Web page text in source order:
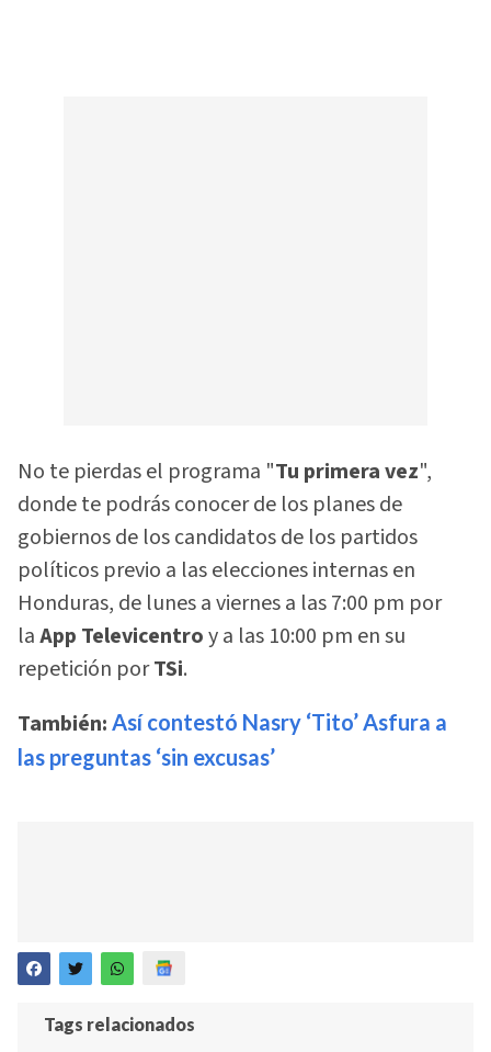
No te pierdas el programa "Tu primera vez",
donde te podrás conocer de los planes de
gobiernos de los candidatos de los partidos
políticos previo a las elecciones internas en
Honduras, de lunes a viernes a las 7:00 pm por
laApp Televicentroy a las 10:00 pm en su
repetición porTSi.
También: Así contestó Nasry ‘Tito’ Asfura a
las preguntas ‘sin excusas’
Tags relacionados